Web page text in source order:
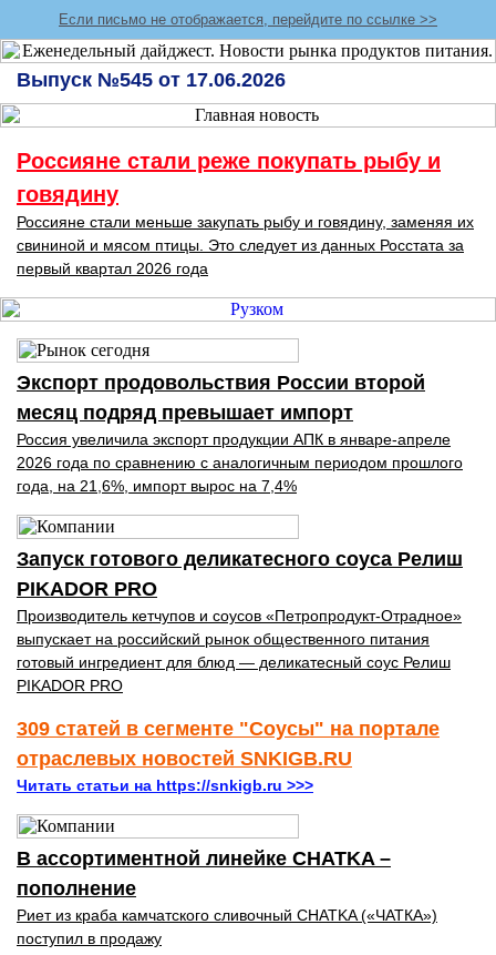
Если письмо не отображается, перейдите по ссылке >>
Выпуск №545 от 17.06.2026
Россияне стали реже покупать рыбу и
говядину
Россияне стали меньше закупать рыбу и говядину, заменяя их
свининой и мясом птицы. Это следует из данных Росстата за
первый квартал 2026 года
Экспорт продовольствия России второй
месяц подряд превышает импорт
Россия увеличила экспорт продукции АПК в январе-апреле
2026 года по сравнению с аналогичным периодом прошлого
года, на 21,6%, импорт вырос на 7,4%
Запуск готового деликатесного соуса Релиш
PIKADOR PRO
Производитель кетчупов и соусов «Петропродукт-Отрадное»
выпускает на российский рынок общественного питания
готовый ингредиент для блюд — деликатесный соус Релиш
PIKADOR PRO
309 статей в сегменте "Соусы" на портале
отраслевых новостей SNKIGB.RU
Читать статьи на https://snkigb.ru >>>
В ассортиментной линейке CHATKA –
пополнение
Риет из краба камчатского сливочный CHATKA («ЧАТКА»)
поступил в продажу